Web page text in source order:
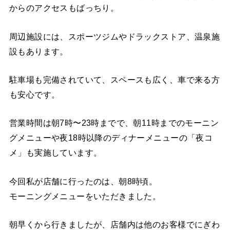
からのアクセスもばっちり。
周辺施設には、スポーツジムやドラックストア、温泉施
設もあります。
駐車場も完備されていて、スペースも広く、車で来る方
も安心です。
営業時間は朝7時〜23時までで、朝11時までのモーニン
グメニューや夜18時以降のディナーメニューの「夜コ
メ」も実施しています。
今回私が店舗に行ったのは、朝8時頃。
モーニングメニューをいただきました。
朝早くから行きましたが、店舗内は他のお客様でにぎわ